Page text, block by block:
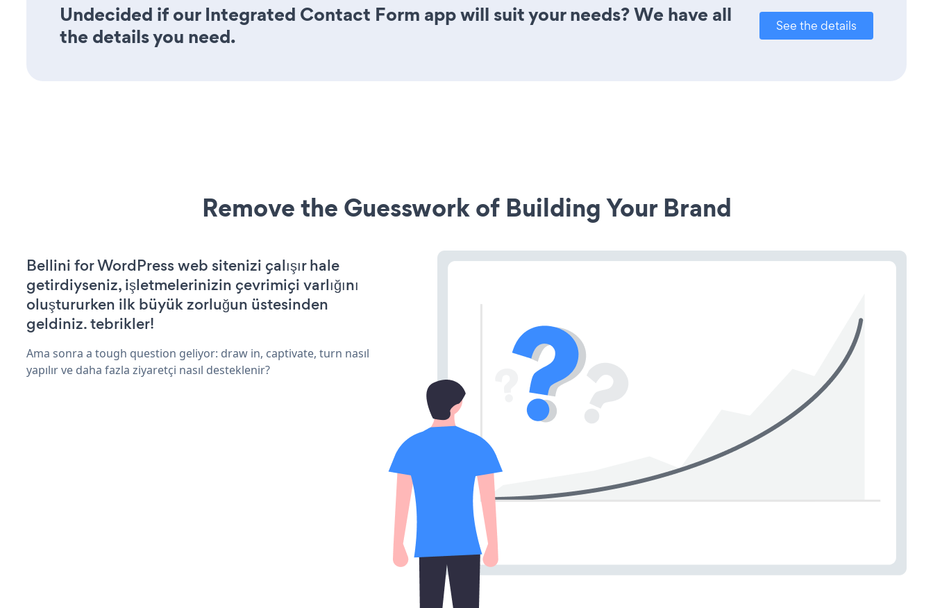
Undecided if our Integrated Contact Form app will suit your needs? We have all
the details you need.
See the details
Remove the Guesswork of Building Your Brand
Bellini for WordPress web sitenizi çalışır hale
getirdiyseniz, işletmelerinizin çevrimiçi varlığını
oluştururken ilk büyük zorluğun üstesinden
geldiniz. tebrikler!
Ama sonra a tough question geliyor: draw in, captivate, turn nasıl
yapılır ve daha fazla ziyaretçi nasıl desteklenir?